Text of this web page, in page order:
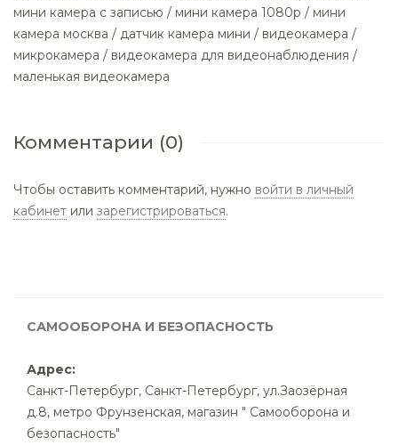
мини камера с записью / мини камера 1080р / мини
камера москва / датчик камера мини / видеокамера /
микрокамера / видеокамера для видеонаблюдения /
маленькая видеокамера
Комментарии (0)
Чтобы оставить комментарий, нужно войти в личный
кабинет или зарегистрироваться.
САМООБОРОНА И БЕЗОПАСНОСТЬ
Адрес:
Санкт-Петербург, Санкт-Петербург, ул.Заозёрная
д.8, метро Фрунзенская, магазин " Самооборона и
безопасность"